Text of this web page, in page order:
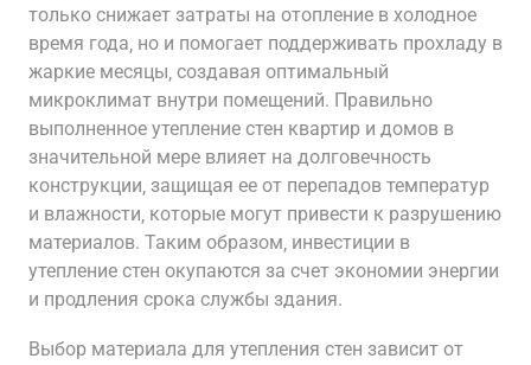
только снижает затраты на отопление в холодное
время года‚ но и помогает поддерживать прохладу в
жаркие месяцы‚ создавая оптимальный
микроклимат внутри помещений. Правильно
выполненное утепление стен квартир и домов в
значительной мере влияет на долговечность
конструкции‚ защищая ее от перепадов температур
и влажности‚ которые могут привести к разрушению
материалов. Таким образом‚ инвестиции в
утепление стен окупаются за счет экономии энергии
и продления срока службы здания.
Выбор материала для утепления стен зависит от